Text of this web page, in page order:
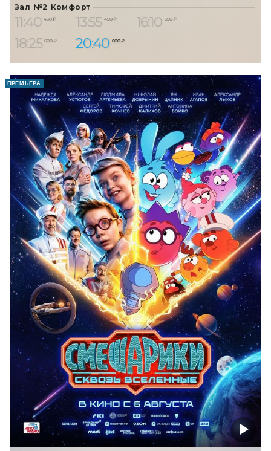
Зал №2 Комфорт
11:40 450 ₽ 13:55 450 ₽ 16:10 550 ₽
18:25 600 ₽ 20:40 600 ₽
ПРЕМЬЕРА